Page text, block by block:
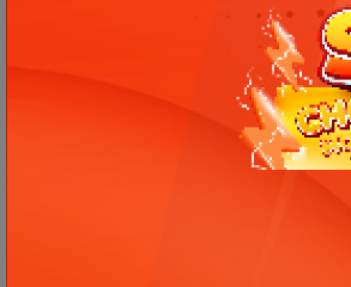
63 ba mẹ thấy hữu ích